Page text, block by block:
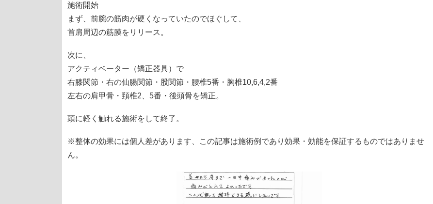
施術開始
まず、前腕の筋肉が硬くなっていたのでほぐして、
首肩周辺の筋膜をリリース。
次に、
アクティベーター（矯正器具）で
右膝関節・右の仙腸関節・股関節・腰椎5番・胸椎10,6,4,2番
左右の肩甲骨・頚椎2、5番・後頭骨を矯正。
頭に軽く触れる施術をして終了。
※整体の効果には個人差があります、この記事は施術例であり効果・効能を保証するものではありませ
ん。